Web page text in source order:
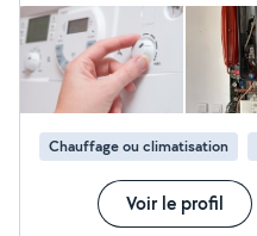
chaudière gaz et chauffe
expérimentés et certifiés!
Chauffage ou climatisation
Voir le profil